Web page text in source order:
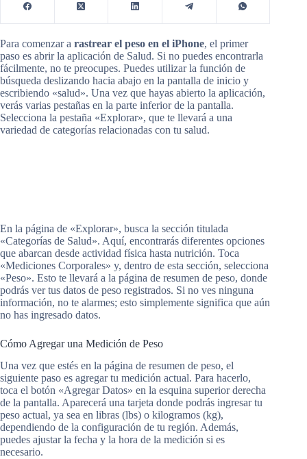
Para comenzar a rastrear el peso en el iPhone, el primer
paso es abrir la aplicación de Salud. Si no puedes encontrarla
fácilmente, no te preocupes. Puedes utilizar la función de
búsqueda deslizando hacia abajo en la pantalla de inicio y
escribiendo «salud». Una vez que hayas abierto la aplicación,
verás varias pestañas en la parte inferior de la pantalla.
Selecciona la pestaña «Explorar», que te llevará a una
variedad de categorías relacionadas con tu salud.
En la página de «Explorar», busca la sección titulada
«Categorías de Salud». Aquí, encontrarás diferentes opciones
que abarcan desde actividad física hasta nutrición. Toca
«Mediciones Corporales» y, dentro de esta sección, selecciona
«Peso». Esto te llevará a la página de resumen de peso, donde
podrás ver tus datos de peso registrados. Si no ves ninguna
información, no te alarmes; esto simplemente significa que aún
no has ingresado datos.
Cómo Agregar una Medición de Peso
Una vez que estés en la página de resumen de peso, el
siguiente paso es agregar tu medición actual. Para hacerlo,
toca el botón «Agregar Datos» en la esquina superior derecha
de la pantalla. Aparecerá una tarjeta donde podrás ingresar tu
peso actual, ya sea en libras (lbs) o kilogramos (kg),
dependiendo de la configuración de tu región. Además,
puedes ajustar la fecha y la hora de la medición si es
necesario.